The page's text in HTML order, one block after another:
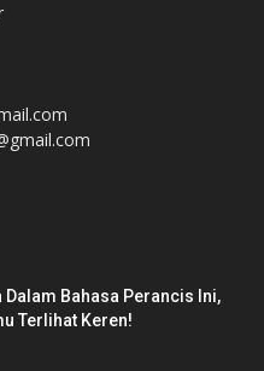
Dalam Bahasa Perancis Ini,
Terlihat Keren!